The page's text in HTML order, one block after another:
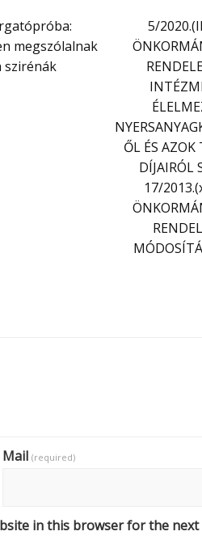
megszólalnak
szirénák
5/
ŐL ÉS AZOK
DÍJAIRÓL
17/
Mail (required)
in this browser for the